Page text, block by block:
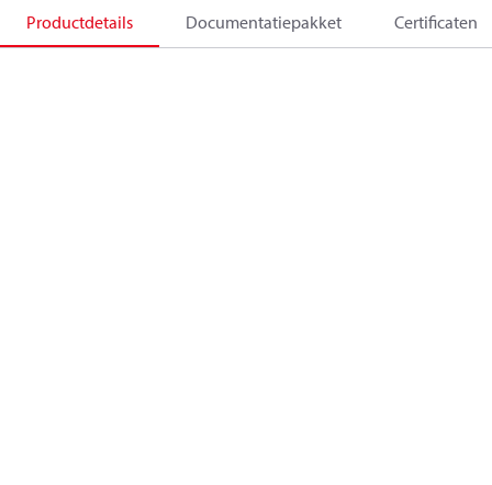
Productdetails Documentatiepakket Certificaten